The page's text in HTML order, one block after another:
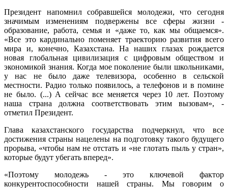
Президент напомнил собравшейся молодежи, что сегодня
значимым изменениям подвержены все сферы жизни -
образование, работа, семья и «даже то, как мы общаемся».
«Все это кардинально поменяет траекторию развития всего
мира и, конечно, Казахстана. На наших глазах рождается
новая глобальная цивилизация с цифровым обществом и
экономикой знания. Когда мое поколение были школьниками,
у нас не было даже телевизора, особенно в сельской
местности. Радио только появилось, а телефонов и в помине
не было. (...) А сейчас все меняется через 10 лет. Поэтому
наша страна должна соответствовать этим вызовам», -
отметил Президент.
Глава казахстанского государства подчеркнул, что все
достижения страны нацелены на подготовку такого будущего
прорыва, «чтобы нам не отстать и «не глотать пыль у стран»,
которые будут убегать вперед».
«Поэтому молодежь - это ключевой фактор
конкурентоспособности нашей страны. Мы говорим о